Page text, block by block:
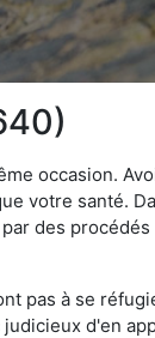
occasion.
votre santé.
des
pas à se
d'en